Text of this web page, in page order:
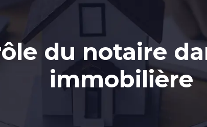
du notaire
immobilière